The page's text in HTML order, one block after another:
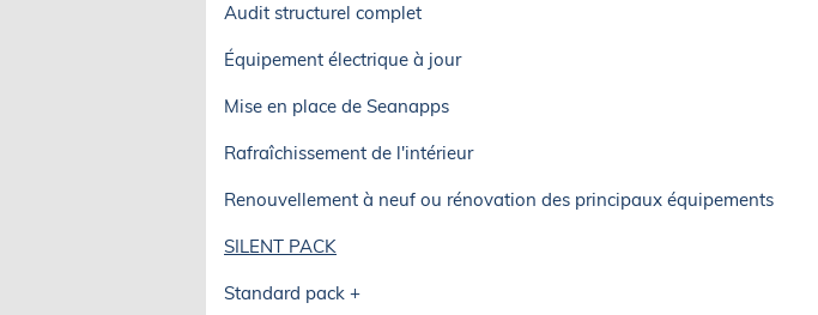
Audit structurel complet
Équipement électrique à jour
Mise en place de Seanapps
Rafraîchissement de l'intérieur
Renouvellement à neuf ou rénovation des principaux équipements
SILENT PACK
Standard pack +